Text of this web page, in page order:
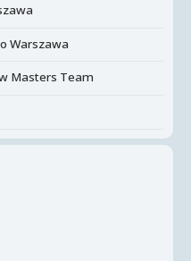
Warszawa
Masters Team